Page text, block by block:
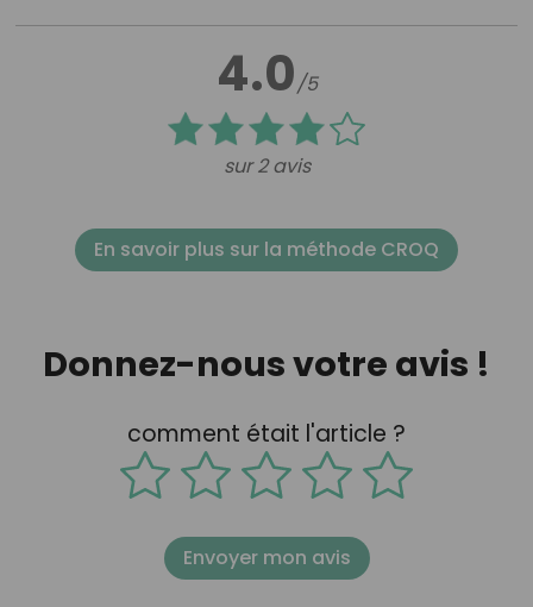
4.0/5
sur 2 avis
En savoir plus sur la méthode CROQ
Donnez-nous votre avis !
comment était l'article ?
Envoyer mon avis